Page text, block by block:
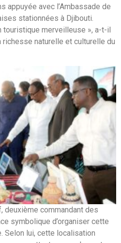
appuyée avec l’Ambassade de
stationnées à Djibouti.
touristique merveilleuse », a-t-il
richesse naturelle et culturelle du
deuxième commandant des
symbolique d’organiser cette
Selon lui, cette localisation